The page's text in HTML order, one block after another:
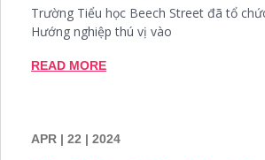
Trường Tiểu học Beech Street đã tổ
Hướng nghiệp thú vị vào
READ MORE
APR | 22 | 2024